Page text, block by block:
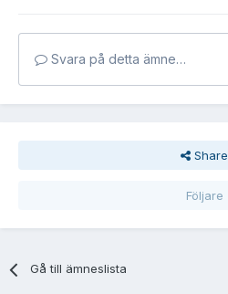
Svara på detta ämne…
Share
Följare
Gå till ämneslista